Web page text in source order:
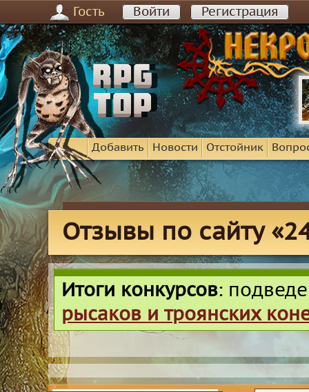
Гость Войти Регистрация
Добавить Новости Отстойник
Отзывы по сайту
Итоги конкурсов:
рысаков и троянских